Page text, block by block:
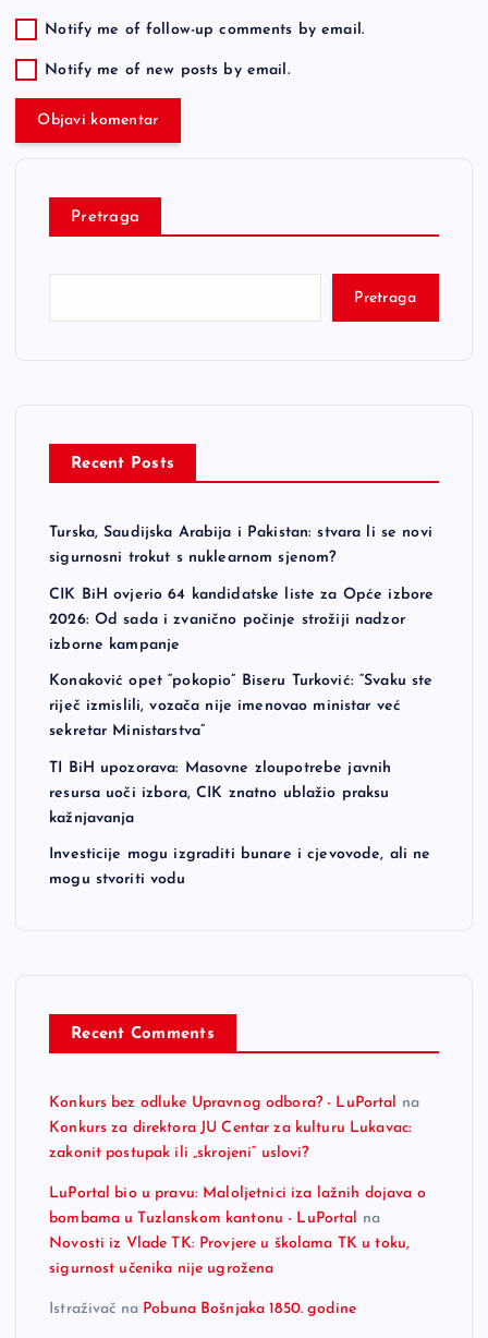
Notify me of follow-up comments by email.
Notify me of new posts by email.
Pretraga
Pretraga
Recent Posts
Turska, Saudijska Arabija i Pakistan: stvara li se novi
sigurnosni trokut s nuklearnom sjenom?
CIK BiH ovjerio 64 kandidatske liste za Opće izbore
2026: Od sada i zvanično počinje strožiji nadzor
izborne kampanje
Konaković opet “pokopio” Biseru Turković: “Svaku ste
riječ izmislili, vozača nije imenovao ministar već
sekretar Ministarstva”
TI BiH upozorava: Masovne zloupotrebe javnih
resursa uoči izbora, CIK znatno ublažio praksu
kažnjavanja
Investicije mogu izgraditi bunare i cjevovode, ali ne
mogu stvoriti vodu
Recent Comments
Konkurs bez odluke Upravnog odbora? - LuPortal na
Konkurs za direktora JU Centar za kulturu Lukavac:
zakonit postupak ili „skrojeni“ uslovi?
LuPortal bio u pravu: Maloljetnici iza lažnih dojava o
bombama u Tuzlanskom kantonu - LuPortal na
Novosti iz Vlade TK: Provjere u školama TK u toku,
sigurnost učenika nije ugrožena
Istraživač na Pobuna Bošnjaka 1850. godine